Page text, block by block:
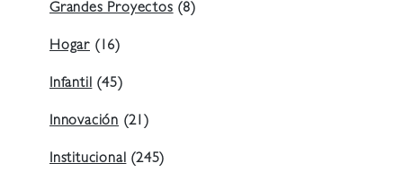
Grandes Proyectos (8)
Hogar (16)
Infantil (45)
Innovación (21)
Institucional (245)